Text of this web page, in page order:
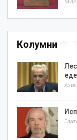
МИА
Колумни